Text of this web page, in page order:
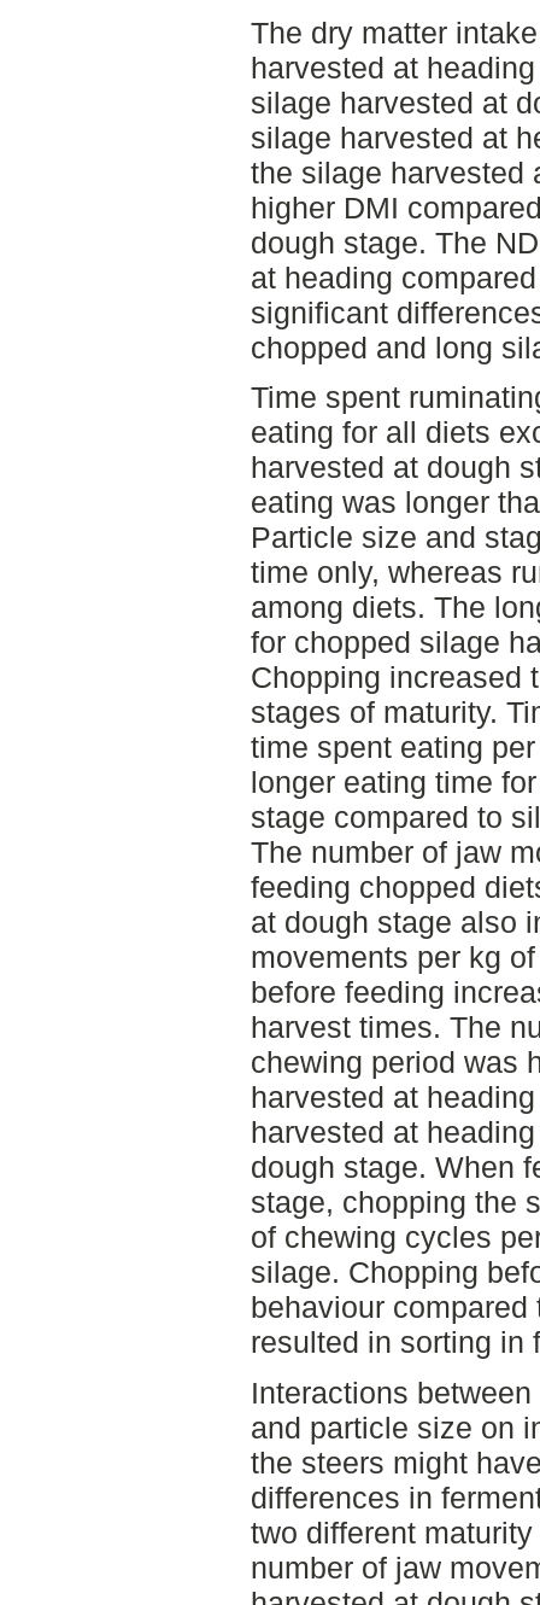
The dry matter
harvested at
silage harvested at
silage harvested at
the silage harvested
higher DMI
dough stage. The
at heading
significant
chopped and long
Time spent
eating for all diets
harvested at dough
eating was longer
Particle size and
time only, whereas
among diets. The
for chopped silage
Chopping increased
stages of maturity.
time spent eating
longer eating time
stage compared to
The number of jaw
feeding chopped
at dough stage also
movements per kg
before feeding
harvest times. The
chewing period was
harvested at
harvested at
dough stage. When
stage, chopping the
of chewing cycles
silage. Chopping
behaviour
resulted in sorting in
Interactions
and particle size on
the steers might
differences in
two different
number of jaw